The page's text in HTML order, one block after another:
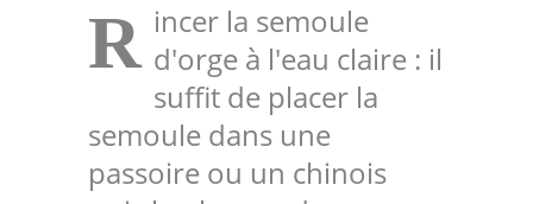
R incer la semoule
d'orge à l'eau claire : il
suffit de placer la
semoule dans une
passoire ou un chinois